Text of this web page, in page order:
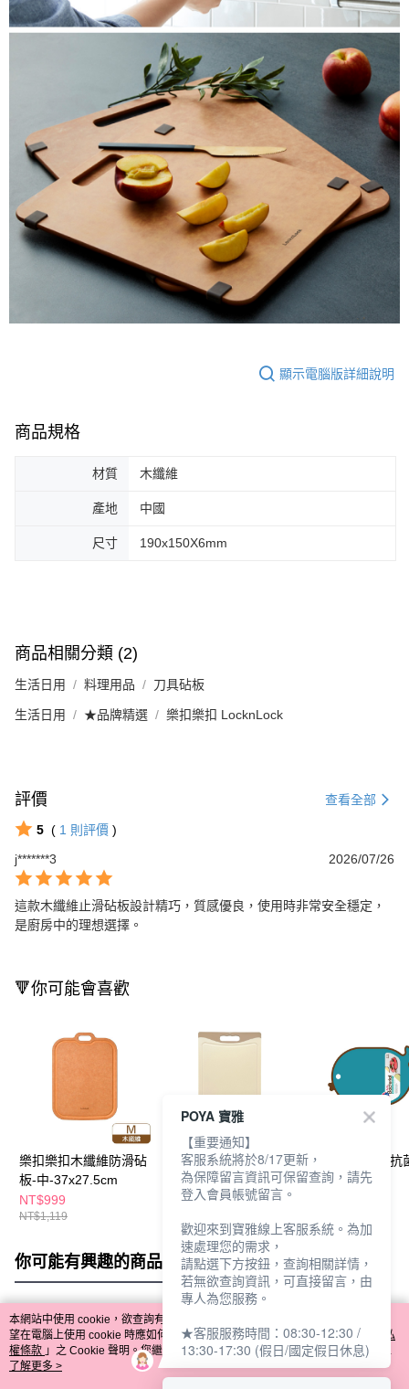
顯示電腦版詳細說明
商品規格
材質 木纖維
產地 中國
尺寸 190x150X6mm
商品相關分類 (2)
生活日用 料理用品 刀具砧板
生活日用 ★品牌精選 樂扣樂扣 LocknLock
評價 查看全部
5 ( 1 則評價 )
j*******3
2026/07/26
這款木纖維止滑砧板設計精巧，質感優良，使用時非常安全穩定，
是廚房中的理想選擇。
🔻你可能會喜歡
樂扣樂扣木纖維防滑砧
板-中-37x27.5cm
NT$999
NT$1,119
樂扣樂扣PP止滑砧板-
粉-24.7x36cm
NT$459
樂扣樂扣-玩趣抗
板-魚
你可能有興趣的商品 全站排行
熱門標籤
本網站中使用 cookie，欲查詢有關本網站使用 cookie 方式之詳情，及若您不希
望在電腦上使用 cookie 時應如何變更電腦的 cookie 設定，請參閱本網站「
隱私
權條款 」之 Cookie 聲明。您繼續使用本網站即表示您同意本公司得按本網站使
用條款之 Cookie 聲明使用 cookie。
了解更多 >
POYA 寶雅
【重要通知】
客服系統將於8/17更新，
為保障留言資訊可保留查詢，請先
登入會員帳號留言。
歡迎來到寶雅線上客服系統。為加
速處理您的需求，
請點選下方按鈕，查詢相關詳情，
若無欲查詢資訊，可直接留言，由
專人為您服務。
★客服服務時間：08:30-12:30 /
13:30-17:30 (假日/國定假日休息)